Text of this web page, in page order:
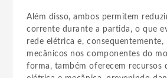
Além disso, ambos permitem
corrente durante a partida, o que
rede elétrica e, consequentemente,
mecânicos nos componentes do
forma, também oferecem recursos